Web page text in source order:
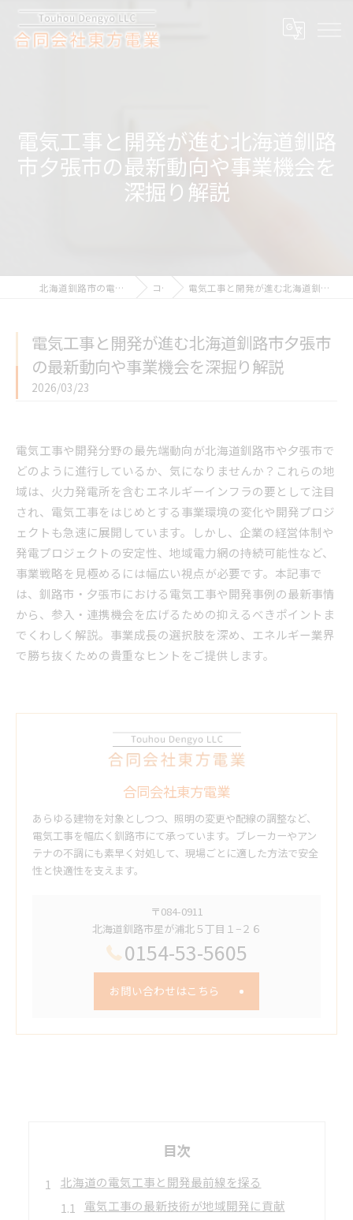
電気工事と開発が進む北海道釧路
市夕張市の最新動向や事業機会を
深掘り解説
北海道釧路市の電気工事なら合同会社東方電業 コラム 電気工事と開発が進む北海道釧路市夕張市の最新動向や事業機会を深掘り解説
電気工事と開発が進む北海道釧路市夕張市
の最新動向や事業機会を深掘り解説
2026/03/23
電気工事や開発分野の最先端動向が北海道釧路市や夕張市で
どのように進行しているか、気になりませんか？これらの地
域は、火力発電所を含むエネルギーインフラの要として注目
され、電気工事をはじめとする事業環境の変化や開発プロジ
ェクトも急速に展開しています。しかし、企業の経営体制や
発電プロジェクトの安定性、地域電力網の持続可能性など、
事業戦略を見極めるには幅広い視点が必要です。本記事で
は、釧路市・夕張市における電気工事や開発事例の最新事情
から、参入・連携機会を広げるための抑えるべきポイントま
でくわしく解説。事業成長の選択肢を深め、エネルギー業界
で勝ち抜くための貴重なヒントをご提供します。
合同会社東方電業
あらゆる建物を対象としつつ、照明の変更や配線の調整など、
電気工事を幅広く釧路市にて承っています。ブレーカーやアン
テナの不調にも素早く対処して、現場ごとに適した方法で安全
性と快適性を支えます。
〒084-0911
北海道釧路市星が浦北５丁目１−２６
0154-53-5605
お問い合わせはこちら
目次
北海道の電気工事と開発最前線を探る
電気工事の最新技術が地域開発に貢献